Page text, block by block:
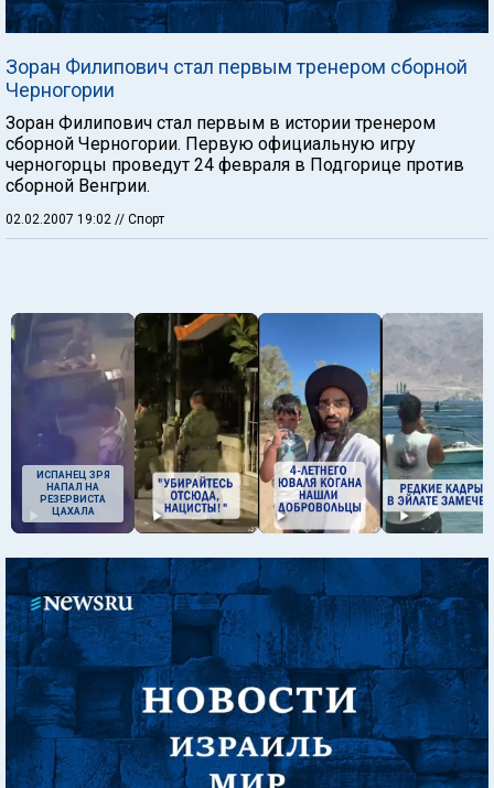
Зоран Филипович стал первым тренером сборной
Черногории
Зоран Филипович стал первым в истории тренером
сборной Черногории. Первую официальную игру
черногорцы проведут 24 февраля в Подгорице против
сборной Венгрии.
02.02.2007 19:02 // Спорт
ИСПАНЕЦ ЗРЯ
НАПАЛ НА
РЕЗЕРВИСТА
ЦАХАЛА